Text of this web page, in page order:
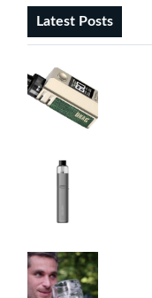
Latest Posts